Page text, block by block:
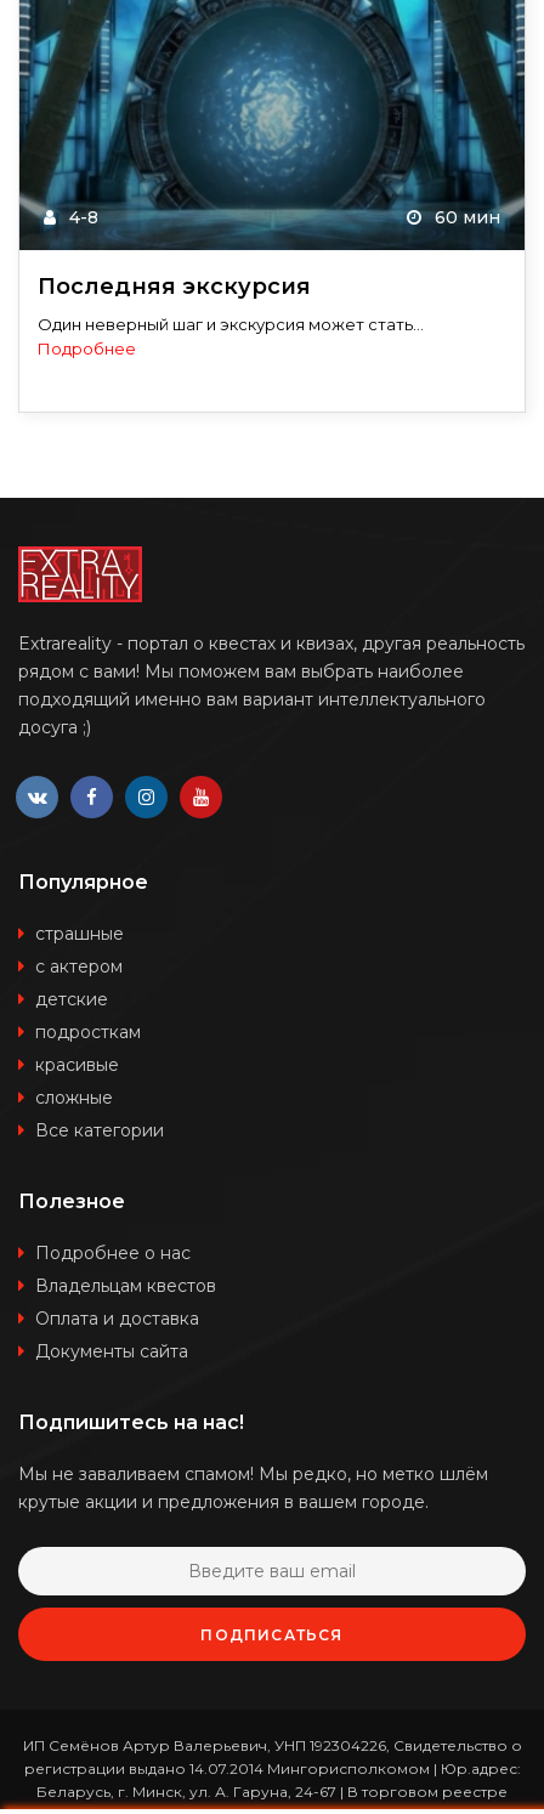
4-8 60 мин
Последняя экскурсия
Один неверный шаг и экскурсия может стать...
Подробнее
Extrareality - портал о квестах и квизах, другая реальность
рядом с вами! Мы поможем вам выбрать наиболее
подходящий именно вам вариант интеллектуального
досуга ;)
Популярное
страшные
с актером
детские
подросткам
красивые
сложные
Все категории
Полезное
Подробнее о нас
Владельцам квестов
Оплата и доставка
Документы сайта
Подпишитесь на нас!
Мы не заваливаем спамом! Мы редко, но метко шлём
крутые акции и предложения в вашем городе.
ПОДПИСАТЬСЯ
ИП Семёнов Артур Валерьевич, УНП 192304226, Свидетельство о
регистрации выдано 14.07.2014 Мингорисполкомом | Юр.адрес:
Беларусь, г. Минск, ул. А. Гаруна, 24-67 | В торговом реестре